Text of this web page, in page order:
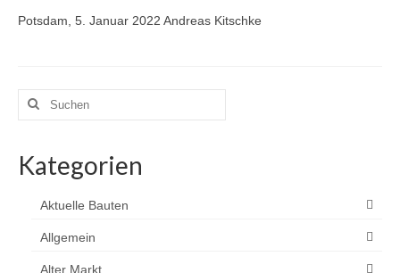
Potsdam, 5. Januar 2022 Andreas Kitschke
Suchen
Kategorien
Aktuelle Bauten
Allgemein
Alter Markt